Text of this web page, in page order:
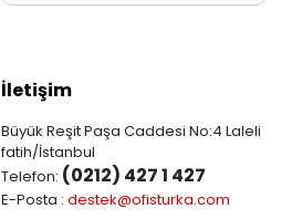
İletişim
Büyük Reşit Paşa Caddesi No:4 Laleli
fatih/İstanbul
Telefon: (0212) 427 1 427
E-Posta : destek@ofisturka.com